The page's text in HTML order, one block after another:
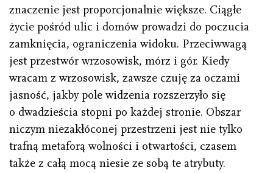
znaczenie jest proporcjonalnie większe. Ciągłe
życie pośród ulic i domów prowadzi do poczucia
zamknięcia, ograniczenia widoku. Przeciwwagą
jest przestwór wrzosowisk, mórz i gór. Kiedy
wracam z wrzosowisk, zawsze czuję za oczami
jasność, jakby pole widzenia rozszerzyło się
o dwadzieścia stopni po każdej stronie. Obszar
niczym niezakłóconej przestrzeni jest nie tylko
trafną metaforą wolności i otwartości, czasem
także z całą mocą niesie ze sobą te atrybuty.